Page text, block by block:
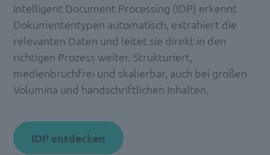
Intelligent Document Processing (IDP) erkennt
Dokumententypen automatisch, extrahiert die
relevanten Daten und leitet sie direkt in den
richtigen Prozess weiter. Strukturiert,
medienbruchfrei und skalierbar, auch bei großen
Volumina und handschriftlichen Inhalten.
IDP entdecken